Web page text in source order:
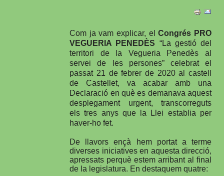
Com ja vam explicar, elCongrés PRO
VEGUERIA PENEDÈS “La gestió del
territori de la Vegueria Penedès al
servei de les persones” celebrat el
passat 21 de febrer de 2020 al castell
de Castellet, va acabar amb una
Declaració en què es demanava aquest
desplegament urgent, transcorreguts
els tres anys que la Llei establia per
haver-ho fet.
De llavors ençà hem portat a terme
diverses iniciatives en aquesta direcció,
apressats perquè estem arribant al final
de la legislatura. En destaquem quatre: